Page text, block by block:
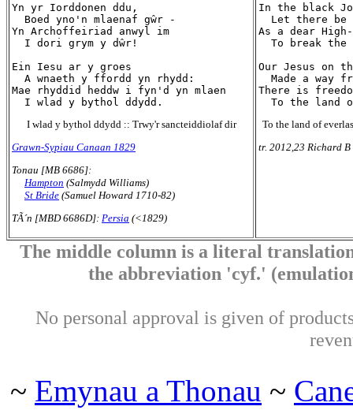
Yn yr Iorddonen ddu,
  Boed yno'n mlaenaf gŵr -
Yn Archoffeiriad anwyl im
  I dori grym y dŵr!
Ein Iesu ar y groes
  A wnaeth y ffordd yn rhydd:
Mae rhyddid heddw i fyn'd yn mlaen
I wlad y bythol ddydd :: Trwy'r sancteiddiolaf dir
Grawn-Sypiau Canaan 1829
Tonau [MB 6686]:
Hampton (Salmydd Williams)
St Bride (Samuel Howard 1710-82)
TÃ´n [MBD 6686D]: Persia (<1829)
In the black
Let there be
As a dear
To break the
Our Jesus on
Made a way
There is
To the land of
tr. 2012,23 Richard
The middle column is a literal
the abbreviation 'cyf.'
No personal approval is given of
~ Emynau a Thonau ~